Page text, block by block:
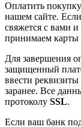
Оплатить
нашем сайте.
свяжется с вами
принимаем карты
Для завершения
защищенный
ввести
заранее. Все
протоколу SSL.
Если ваш банк